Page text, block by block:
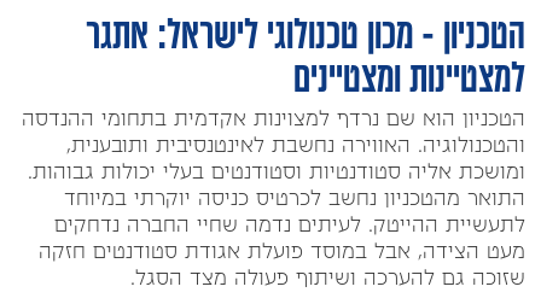
הטכניון - מכון טכנולוגי לישראל: אתגר
למצטיינות ומצטיינים
הטכניון הוא שם נרדף למצוינות אקדמית בתחומי ההנדסה
והטכנולוגיה. האווירה נחשבת לאינטנסיבית ותובענית,
ומושכת אליה סטודנטיות וסטודנטים בעלי יכולות גבוהות.
התואר מהטכניון נחשב לכרטיס כניסה יוקרתי במיוחד
לתעשיית ההייטק. לעיתים נדמה שחיי החברה נדחקים
מעט הצידה, אבל במוסד פועלת אגודת סטודנטים חזקה
שזוכה גם להערכה ושיתוף פעולה מצד הסגל.